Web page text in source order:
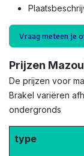
Vraag meteen je
Prijzen
De prijzen voor
Brakel variëren
ondergronds
type